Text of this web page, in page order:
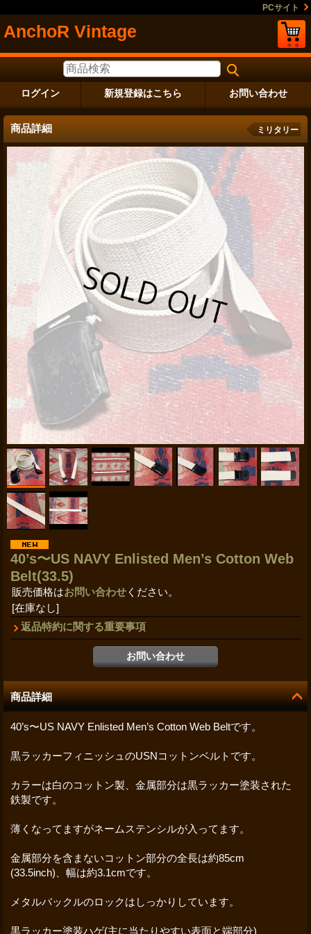
PCサイト
AnchoR Vintage
ログイン 新規登録はこちら お問い合わせ
商品詳細 ミリタリー
40’s〜US NAVY Enlisted Men’s Cotton Web
Belt(33.5)
販売価格はお問い合わせ ください。
[在庫なし]
返品特約に関する重要事項
商品詳細
40’s〜US NAVY Enlisted Men’s Cotton Web Beltです。
黒ラッカーフィニッシュのUSNコットンベルトです。
カラーは白のコットン製、金属部分は黒ラッカー塗装された
鉄製です。
薄くなってますがネームステンシルが入ってます。
金属部分を含まないコットン部分の全長は約85cm
(33.5inch)、幅は約3.1cmです。
メタルバックルのロックはしっかりしています。
黒ラッカー塗装ハゲ(主に当たりやすい表面と端部分)、